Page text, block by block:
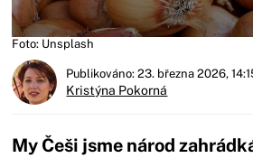
Foto: Unsplash
Publikováno: 23. března 2026,
Kristýna Pokorná
My Češi jsme národ